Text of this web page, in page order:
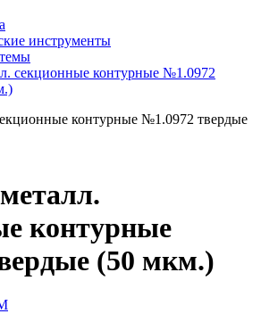
инструменты
секционные контурные №1.0972
контурные
(50 мкм.)